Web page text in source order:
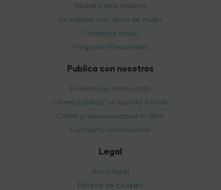
Nuestra feliz historia
Un equipo con alma de mujer
Catálogo anual
Preguntas Frecuentes
Publica con nosotros
Envíanos tu manuscrito
Cómo publicar un cuento infantil
Cómo promocionamos tu libro
Contacta con nosotras
Legal
Aviso legal
Política de cookies